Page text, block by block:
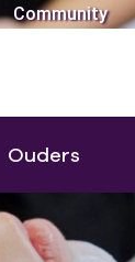
Community
Ouders